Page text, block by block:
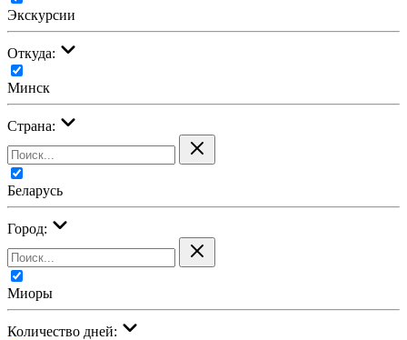
Экскурсии
Откуда:
Минск
Страна:
Беларусь
Город:
Миоры
Количество дней: